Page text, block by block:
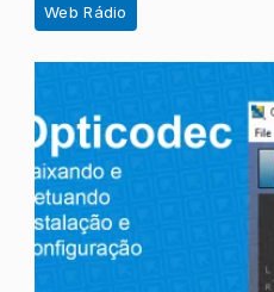
Web Rádio